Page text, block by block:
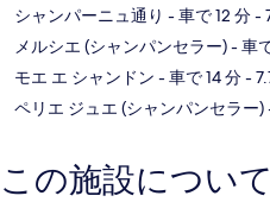
シャンパーニュ通り - 車で 12 分-
メルシエ (シャンパンセラー)- 車
モエ エ シャンドン - 車で 14 分-
ペリエ ジュエ (シャンパンセラー)
この施設について